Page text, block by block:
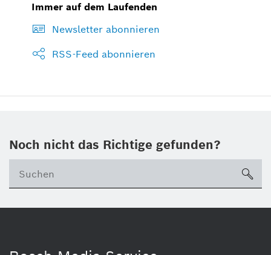
Immer auf dem Laufenden
Newsletter abonnieren
RSS-Feed abonnieren
Noch nicht das Richtige gefunden?